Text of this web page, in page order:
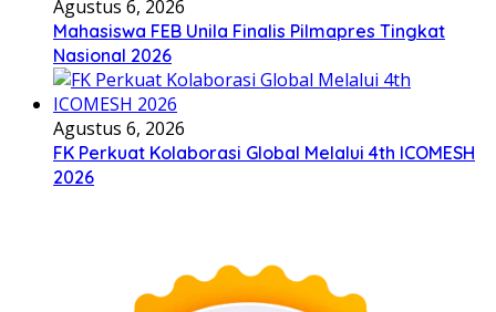
Agustus 6, 2026
Mahasiswa FEB Unila Finalis Pilmapres Tingkat
Nasional 2026
Agustus 6, 2026
FK Perkuat Kolaborasi Global Melalui 4th ICOMESH
2026